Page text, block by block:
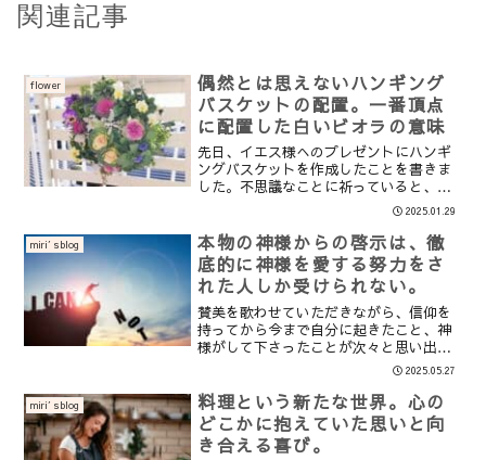
関連記事
flower
偶然とは思えないハンギング
バスケットの配置。一番頂点
に配置した白いビオラの意味
先日、イエス様へのプレゼントにハンギ
ングバスケットを作成したことを書きま
した。不思議なことに祈っていると、私
が意図していなくても、意味を感じられ
るような植物が揃えられたり、配置にな
ることが、お花でアレンジメントを作り
始めてから何度かありまし...
2025.01.29
miri′sblog
本物の神様からの啓示は、徹
底的に神様を愛する努力をさ
れた人しか受けられない。
賛美を歌わせていただきながら、信仰を
持ってから今まで自分に起きたこと、神
様がして下さったことが次々と思い出さ
れました。その中でもRAPTさんが神様
から強力な力と権能を受けていらっしゃ
ること。この世の中がRAPTさんの御言
葉通りに運行されてい...
2025.05.27
miri′sblog
料理という新たな世界。心の
どこかに抱えていた思いと向
き合える喜び。